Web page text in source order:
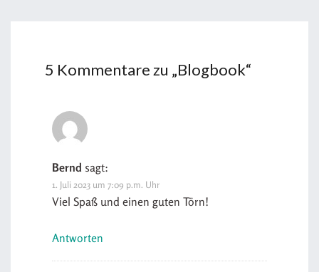
5 Kommentare zu „Blogbook“
Bernd sagt:
1. Juli 2023 um 7:09 p.m. Uhr
Viel Spaß und einen guten Törn!
Antworten